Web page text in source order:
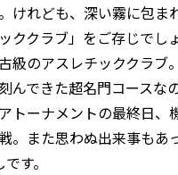
けれども、深い霧に包ま
ククラブ」をご存じでし
級のアスレチッククラブ
んできた超名門コースな
トーナメントの最終日、
。また思わぬ出来事もあ
す。